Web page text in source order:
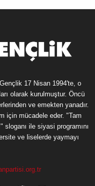
17 Nisan 1994'te, o
olarak kurulmuştur. Öncü
ve emekten yanadır.
için mücadele eder. "Tam
ile siyasi programını
ve liselerde yaymayı